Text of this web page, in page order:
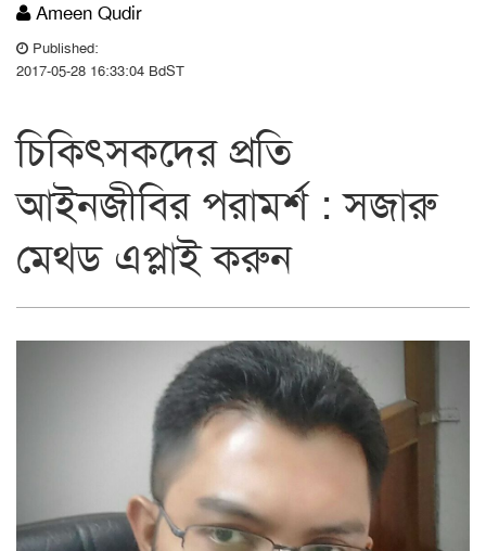
Ameen Qudir
Published:
2017-05-28 16:33:04 BdST
চিকিৎসকদের প্রতি
আইনজীবির পরামর্শ : সজারু
মেথড এপ্লাই করুন